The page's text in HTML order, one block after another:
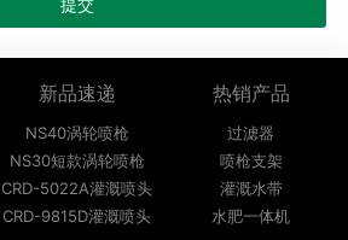
新品速递
NS40涡轮喷枪
NS30短款涡轮喷枪
CRD-5022A灌溉喷头
CRD-9815D灌溉喷头
热销产品
过滤器
喷枪支架
灌溉水带
水肥一体机